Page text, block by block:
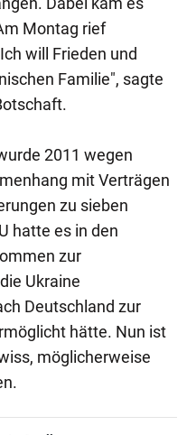
Montag rief
will Frieden und
Familie", sagte
2011 wegen
mit Verträgen
zu sieben
hatte es in den
zur
Ukraine
Deutschland zur
hätte. Nun ist
möglicherweise